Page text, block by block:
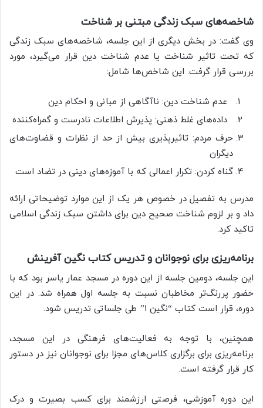
شاخصه‌های سبک زندگی مبتنی بر شناخت
وی گفت: در بخش دیگری از این جلسه، شاخصه‌های سبک زندگی
که تحت تاثیر شناخت یا عدم شناخت دین قرار می‌گیرد، مورد
بررسی قرار گرفت. این شاخص‌ها شامل:
عدم شناخت دین: ناآگاهی از مبانی و احکام دین
داده‌های غلط ذهنی: پذیرش اطلاعات نادرست و گمراه‌کننده
حرف مردم: تاثیرپذیری بیش از حد از نظرات و قضاوت‌های
دیگران
گناه کردن: تکرار اعمالی که با آموزه‌های دینی در تضاد است
مدرس به تفصیل در خصوص هر یک از این موارد توضیحاتی ارائه
داد و بر لزوم شناخت صحیح دین برای داشتن سبک زندگی اسلامی
تاکید کرد.
برنامه‌ریزی برای نوجوانان و تدریس کتاب نگین آفرینش
این جلسه، دومین جلسه از این دوره در مسجد عمار یاسر بود که با
حضور پررنگ‌تر مخاطبان نسبت به جلسه اول همراه شد. در این
دوره، قرار است کتاب “نگین ۱” طی جلساتی تدریس شود.
همچنین، با توجه به فعالیت‌های فرهنگی در این مسجد،
برنامه‌ریزی برای برگزاری کلاس‌های مجزا برای نوجوانان نیز در دستور
کار قرار گرفته است.
این دوره آموزشی، فرصتی ارزشمند برای کسب بصیرت و درک